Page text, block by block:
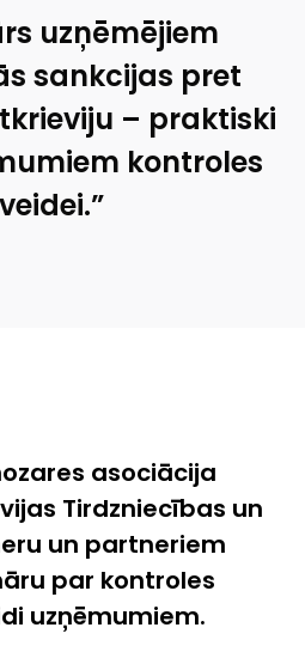
uzņēmējiem
sankcijas pret
– praktiski
kontroles
asociācija
Tirdzniecības un
un partneriem
par kontroles
uzņēmumiem.